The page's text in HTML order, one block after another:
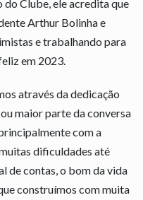
Clube, ele acredita que
Arthur Bolinha e
e trabalhando para
em 2023.
através da dedicação
maior parte da conversa
com a
dificuldades até
de contas, o bom da vida
construímos com muita